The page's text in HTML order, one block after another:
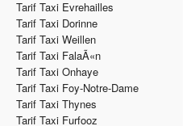
Tarif Taxi Evrehailles
Tarif Taxi Dorinne
Tarif Taxi Weillen
Tarif Taxi FalaÃ«n
Tarif Taxi Onhaye
Tarif Taxi Foy-Notre-Dame
Tarif Taxi Thynes
Tarif Taxi Furfooz